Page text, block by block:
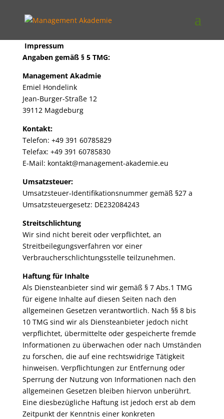
Impressum
Angaben gemäß § 5 TMG:
Management Akadmie
Emiel Hondelink
Jean-Burger-Straße 12
39112 Magdeburg
Kontakt:
Telefon: +49 391 60785829
Telefax: +49 391 60785830
E-Mail: kontakt@management-akademie.eu
Umsatzsteuer:
Umsatzsteuer-Identifikationsnummer gemäß §27 a
Umsatzsteuergesetz: DE232084243
Streitschlichtung
Wir sind nicht bereit oder verpflichtet, an
Streitbeilegungsverfahren vor einer
Verbraucherschlichtungsstelle teilzunehmen.
Haftung für Inhalte
Als Diensteanbieter sind wir gemäß § 7 Abs.1 TMG
für eigene Inhalte auf diesen Seiten nach den
allgemeinen Gesetzen verantwortlich. Nach §§ 8 bis
10 TMG sind wir als Diensteanbieter jedoch nicht
verpflichtet, übermittelte oder gespeicherte fremde
Informationen zu überwachen oder nach Umständen
zu forschen, die auf eine rechtswidrige Tätigkeit
hinweisen. Verpflichtungen zur Entfernung oder
Sperrung der Nutzung von Informationen nach den
allgemeinen Gesetzen bleiben hiervon unberührt.
Eine diesbezügliche Haftung ist jedoch erst ab dem
Zeitpunkt der Kenntnis einer konkreten